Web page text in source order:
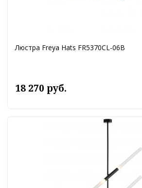
Люстра Freya Hats FR5370CL-06B
18 270 руб.